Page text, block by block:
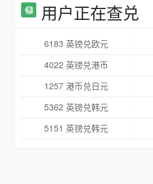
用户正在查兑
6183 英镑兑欧元
4022 英镑兑港币
1257 港币兑日元
5362 英镑兑韩元
5151 英镑兑韩元